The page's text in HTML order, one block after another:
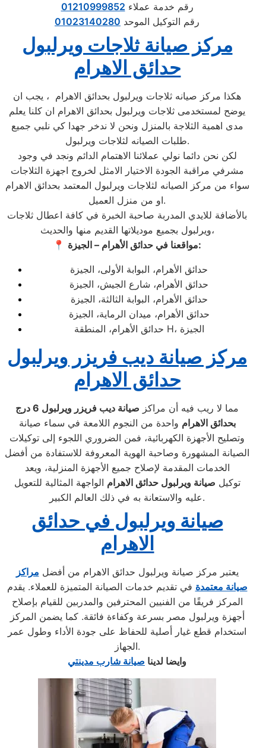
رقم خدمة عملاء 01210999852
رقم التوكيل الموحد 01023140280
مركز صيانة ثلاجات ويرلبول
حدائق الاهرام
هكذا مركز صيانه ثلاجات ويرلبول بحدائق الاهرام ، يجب ان
يوضح لمستخدمى ثلاجات ويرلبول بحدائق الاهرام ان كلنا يعلم
مدى اهمية الثلاجة بالمنزل ونحن لا ندخر جهدا كي نلبي جميع
طلبات الصيانه لثلاجات ويرلبول.
لكن نحن دائما نولي عملائنا الاهتمام الدائم ونجد في وجود
مشرفي مراقبة الجودة الاختيار الامثل لخروج اجهزة الثلاجات
سواء من مركز الصيانه لثلاجات ويرلبول المعتمد بحدائق الاهرام
او من منزل العميل.
بالأضافة للايدي المدربة صاحبة الخبرة في كافة اعطال ثلاجات
ويرلبول بجميع موديلاتها القديم منها والحديث،
📍
مواقعنا في حدائق الأهرام – الجيزة:
حدائق الأهرام، البوابة الأولى، الجيزة
حدائق الأهرام، شارع الجيش، الجيزة
حدائق الأهرام، البوابة الثالثة، الجيزة
حدائق الأهرام، ميدان الرماية، الجيزة
حدائق الأهرام، المنطقة H، الجيزة
مركز صيانة ديب فريزر ويرلبول
حدائق الاهرام
مما لا ريب فيه أن مراكز صيانة ديب فريزر ويرلبول
6 درج
بحدائق الاهرام واحدة من النجوم اللامعة في سماء صيانة
وتصليح الأجهزة الكهربائية، فمن الضروري اللجوء إلى توكيلات
الصيانة المشهورة وصاحبة الهوية المعروفة للاستفادة من أفضل
الخدمات المقدمة لإصلاح جميع الأجهزة المنزلية، ويعد
توكيل صيانة ويرلبول حدائق الاهرام الواجهة المثالية للتعويل
عليه والاستعانة به في ذلك العالم الكبير.
صيانة ويرلبول في حدائق
الاهرام
يعتبر مركز صيانة ويرلبول حدائق الاهرام من أفضل مراكز
صيانة معتمدة في تقديم خدمات الصيانة المتميزة للعملاء. يقدم
المركز فريقًا من الفنيين المحترفين والمدربين للقيام بإصلاح
أجهزة ويرلبول مصر بسرعة وكفاءة فائقة. كما يضمن المركز
استخدام قطع غيار أصلية للحفاظ على جودة الأداء وطول عمر
الجهاز.
وايضا لدينا صيانة شارب مدينتي